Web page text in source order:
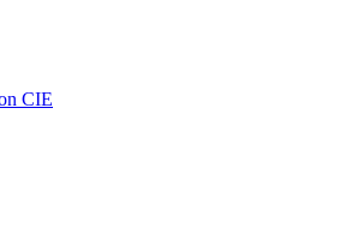
CIE